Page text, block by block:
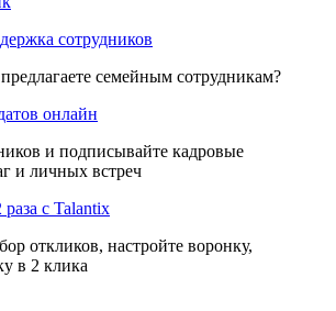
сотрудников
семейным сотрудникам?
онлайн
и подписывайте кадровые
и личных встреч
раза с Talantix
откликов, настройте воронку,
в 2 клика